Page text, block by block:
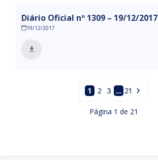
Diário Oficial nº 1309 – 19/12/2017
19/12/2017
1 2 3 … 21
Página 1 de 21